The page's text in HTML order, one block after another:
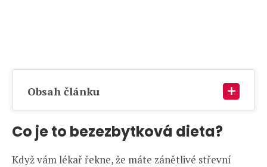
Obsah článku
Co je to bezezbytková dieta?
Když vám lékař řekne, že máte zánětlivé střevní